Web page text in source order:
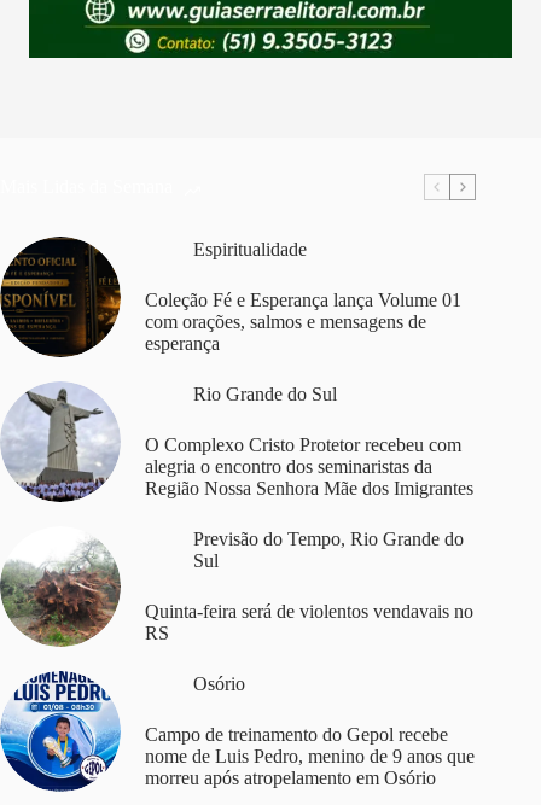
Espiritualidade
Coleção Fé e Esperança lança Volume 01
com orações, salmos e mensagens de
esperança
Rio Grande do Sul
O Complexo Cristo Protetor recebeu com
alegria o encontro dos seminaristas da
Região Nossa Senhora Mãe dos Imigrantes
Previsão do Tempo, Rio Grande do
Sul
Quinta-feira será de violentos vendavais no
RS
Osório
Campo de treinamento do Gepol recebe
nome de Luis Pedro, menino de 9 anos que
morreu após atropelamento em Osório